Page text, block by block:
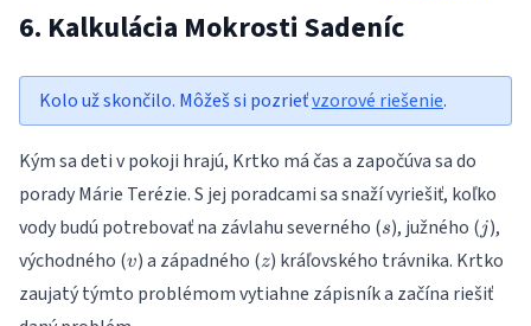
6. Kalkulácia Mokrosti Sadeníc
Kolo už skončilo. Môžeš si pozrieťvzorové riešenie.
Kým sa deti v pokoji hrajú, Krtko má čas a započúva sa do
porady Márie Terézie. S jej poradcami sa snaží vyriešiť, koľko
vody budú potrebovať na závlahu severného (s
s), južného (jj),
východného (v
v) a západného (z
z) kráľovského trávnika. Krtko
zaujatý týmto problémom vytiahne zápisník a začína riešiť